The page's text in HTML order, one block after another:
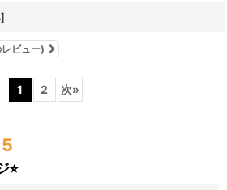
]
ビュー)
1 2 次»
5
⭐︎